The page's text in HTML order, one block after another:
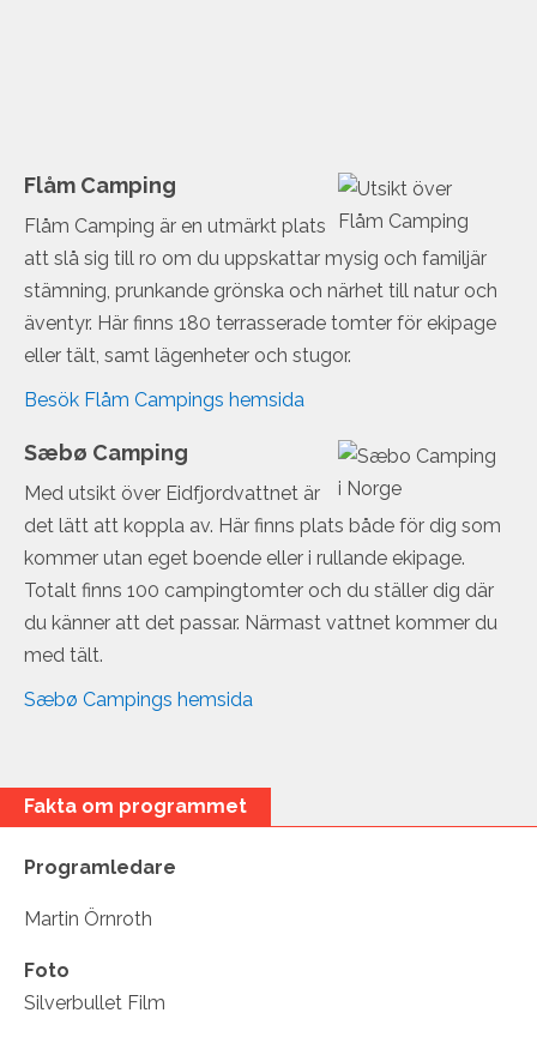
Flåm Camping
Flåm Camping är en utmärkt plats
att slå sig till ro om du uppskattar mysig och familjär
stämning, prunkande grönska och närhet till natur och
äventyr. Här finns 180 terrasserade tomter för ekipage
eller tält, samt lägenheter och stugor.
Besök Flåm Campings hemsida
Sæbø Camping
Med utsikt över Eidfjordvattnet är
det lätt att koppla av. Här finns plats både för dig som
kommer utan eget boende eller i rullande ekipage.
Totalt finns 100 campingtomter och du ställer dig där
du känner att det passar. Närmast vattnet kommer du
med tält.
Sæbø Campings hemsida
Fakta om programmet
Programledare
Martin Örnroth
Foto
Silverbullet Film